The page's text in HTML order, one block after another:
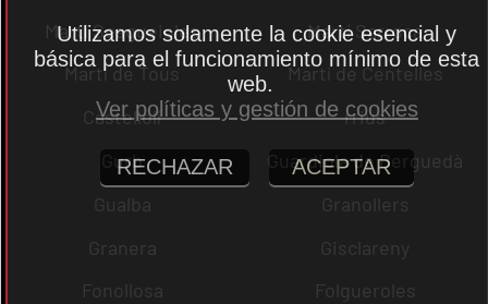
Martí Sesgueioles
Martí Sarroca
Martí de Tous
Martí de Centelles
Castellolí
rrius
Gurb
Guardiola de Berguedà
Gualba
Granollers
Granera
Gisclareny
Fonollosa
Folgueroles
Utilizamos solamente la cookie esencial y
básica para el funcionamiento mínimo de esta
web.
Ver políticas y gestión de cookies
RECHAZAR ACEPTAR